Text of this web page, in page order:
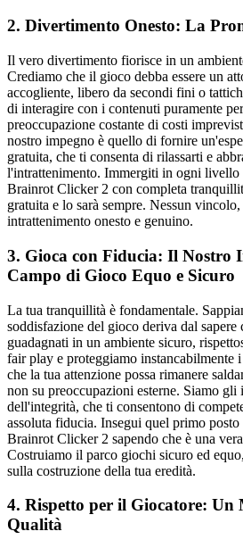
2. Divertimento Onesto: La
Il vero divertimento fiorisce in un
Crediamo che il gioco debba essere un
accogliente, libero da secondi fini o
di interagire con i contenuti puramente
preoccupazione costante di costi
nostro impegno è quello di fornire
gratuita, che ti consenta di rilassarti e
l'intrattenimento. Immergiti in ogni livello
Brainrot Clicker 2 con completa
gratuita e lo sarà sempre. Nessun
intrattenimento onesto e genuino.
3. Gioca con Fiducia: Il Nostro
Campo di Gioco Equo e Sicuro
La tua tranquillità è fondamentale.
soddisfazione del gioco deriva dal
guadagnati in un ambiente sicuro,
fair play e proteggiamo instancabilmente
che la tua attenzione possa rimanere
non su preoccupazioni esterne. Siamo
dell'integrità, che ti consentono di
assoluta fiducia. Insegui quel primo
Brainrot Clicker 2 sapendo che è una
Costruiamo il parco giochi sicuro ed
sulla costruzione della tua eredità.
4. Rispetto per il Giocatore: Un
Qualità